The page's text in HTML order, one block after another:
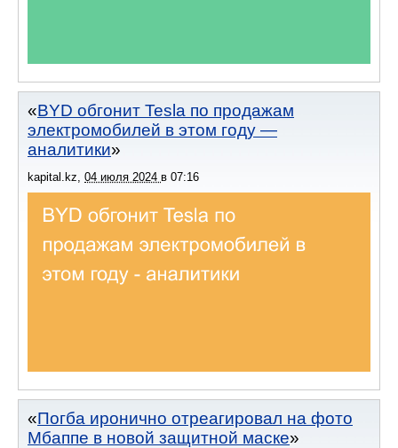
BYD обгонит Tesla по продажам
электромобилей в этом году —
аналитики
kapital.kz 04 июля 2024 в 07:16
Погба иронично отреагировал на фото
Мбаппе в новой защитной маске